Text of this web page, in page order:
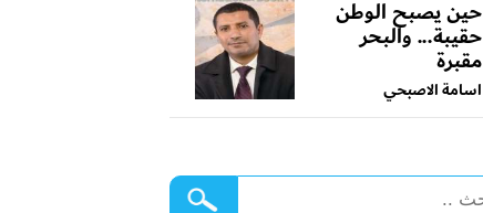
حين يصبح الوطن
حقيبة... والبحر
مقبرة
اسامة الاصبحي